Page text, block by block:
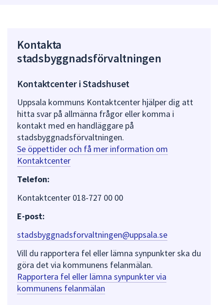
Kontakta
stadsbyggnadsförvaltningen
Kontaktcenter i Stadshuset
Uppsala kommuns Kontaktcenter hjälper dig att
hitta svar på allmänna frågor eller komma i
kontakt med en handläggare på
stadsbyggnadsförvaltningen.
Se öppettider och få mer information om
Kontaktcenter
Telefon:
Kontaktcenter 018-727 00 00
E-post:
stadsbyggnadsforvaltningen@uppsala.se
Vill du rapportera fel eller lämna synpunkter ska du
göra det via kommunens felanmälan.
Rapportera fel eller lämna synpunkter via
kommunens felanmälan